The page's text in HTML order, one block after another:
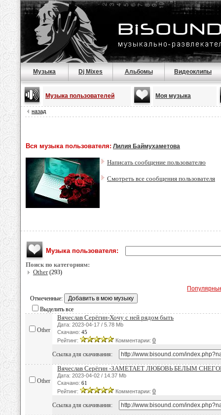
Музыка Dj Mixes Альбомы Видеоклипы
Музыка пользователей Моя музыка
назад
Вся музыка пользователя: Лилия Баймухаметова
Написать сообщение пользователю
Смотреть все сообщения пользователя
Музыка пользователя:
Поиск по категориям:
Other(293)
Отмеченные:
Выделить все
Other
Вячеслав Серёгин-Хочу с ней рядом быть
Дата: 2023-04-17 / 5.78 Mb
Скачано: 45
Рейтинг:
Комментарии: 0
Ссылка для скачивания:
Other
Вячеслав Серёгин -ЗАМЕТАЕТ ЛЮБОВЬ БЕЛЫМ
Дата: 2023-04-02 / 14.37 Mb
Скачано: 61
Рейтинг:
Комментарии: 0
Ссылка для скачивания: